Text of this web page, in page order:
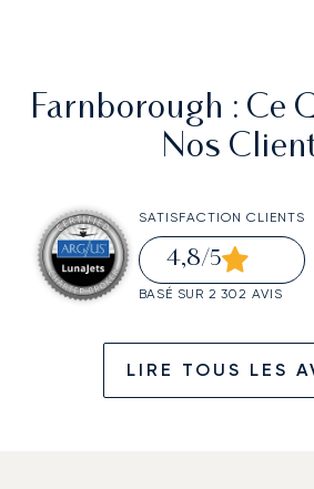
Farnborough : Ce
Nos
SATISFACTION CLIENTS
4,8/5
BASÉ SUR 2 302 AVIS
LIRE TOUS LES